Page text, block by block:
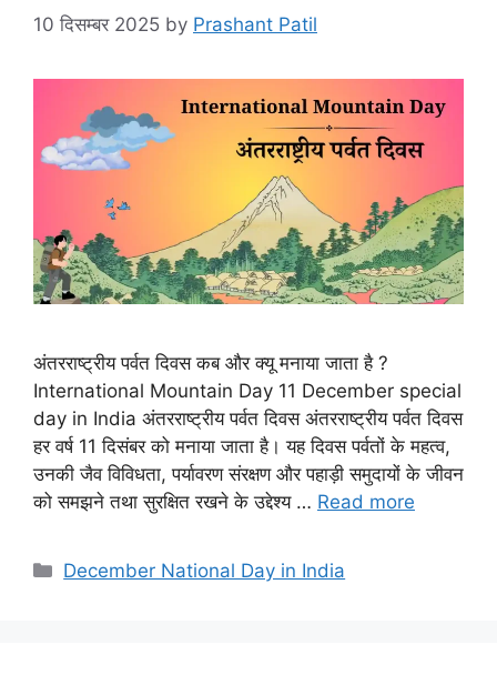
10 दिसम्बर 2025 by Prashant Patil
अंतरराष्ट्रीय पर्वत दिवस कब और क्यू मनाया जाता है ?
International Mountain Day 11 December special
day in India अंतरराष्ट्रीय पर्वत दिवस अंतरराष्ट्रीय पर्वत दिवस
हर वर्ष 11 दिसंबर को मनाया जाता है। यह दिवस पर्वतों के महत्व,
उनकी जैव विविधता, पर्यावरण संरक्षण और पहाड़ी समुदायों के जीवन
को समझने तथा सुरक्षित रखने के उद्देश्य … Read more
December National Day in India